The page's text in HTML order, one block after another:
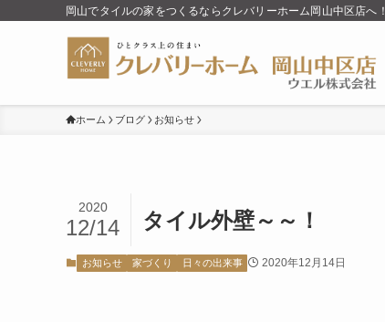
岡山でタイルの家をつくるならクレバリーホーム岡山中区店へ！
ホーム ブログ お知らせ
タイル外壁～～！
2020
12/14
お知らせ 家づくり 日々の出来事 2020年12月14日